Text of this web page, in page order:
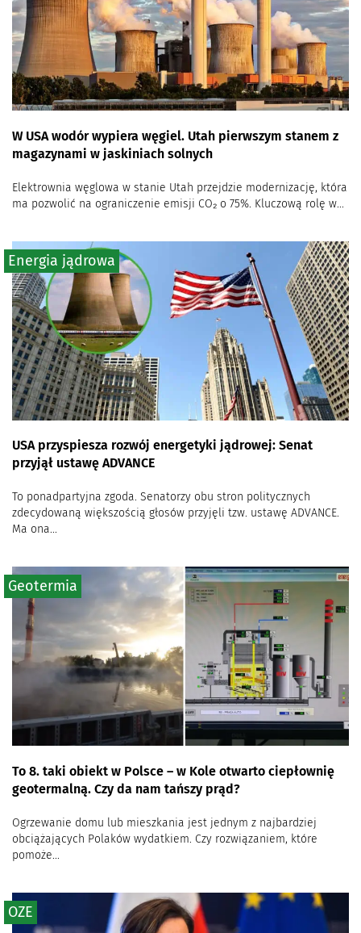
W USA wodór wypiera węgiel. Utah pierwszym stanem z
magazynami w jaskiniach solnych
Elektrownia węglowa w stanie Utah przejdzie modernizację, która
ma pozwolić na ograniczenie emisji CO₂ o 75%. Kluczową rolę w...
USA przyspiesza rozwój energetyki jądrowej: Senat
przyjął ustawę ADVANCE
To ponadpartyjna zgoda. Senatorzy obu stron politycznych
zdecydowaną większością głosów przyjęli tzw. ustawę ADVANCE.
Ma ona...
Energia jądrowa
To 8. taki obiekt w Polsce – w Kole otwarto ciepłownię
geotermalną. Czy da nam tańszy prąd?
Ogrzewanie domu lub mieszkania jest jednym z najbardziej
obciążających Polaków wydatkiem. Czy rozwiązaniem, które
pomoże...
Geotermia
OZE